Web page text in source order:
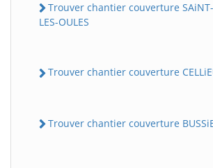
Trouver chantier couverture
LES-OULES
Trouver chantier couverture
Trouver chantier couverture